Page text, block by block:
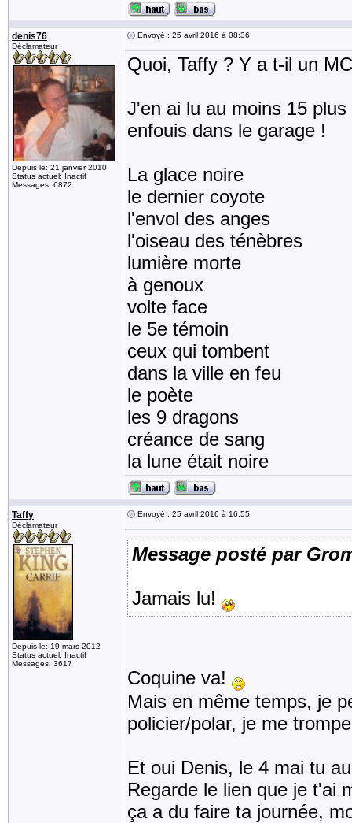
denis76
Déclamateur
Depuis le: 21 janvier 2010
Status actuel: Inactif
Messages: 6872
Envoyé : 25 avril 2016 à 08:36
Quoi, Taffy ? Y a t-il un
J'en ai lu au moins 15
enfouis dans le garage !
La glace noire
le dernier coyote
l'envol des anges
l'oiseau des ténèbres
lumière morte
à genoux
volte face
le 5e témoin
ceux qui tombent
dans la ville en feu
le poète
les 9 dragons
créance de sang
la lune était noire
Taffy
Déclamateur
Depuis le: 19 mars 2012
Status actuel: Inactif
Messages: 3617
Envoyé : 25 avril 2016 à 16:55
Message posté par
Jamais lu!
Coquine va!
Mais en même temps, je
policier/polar, je me
Et oui Denis, le 4 mai tu
Regarde le lien que je t'ai
ça a du faire ta journée,